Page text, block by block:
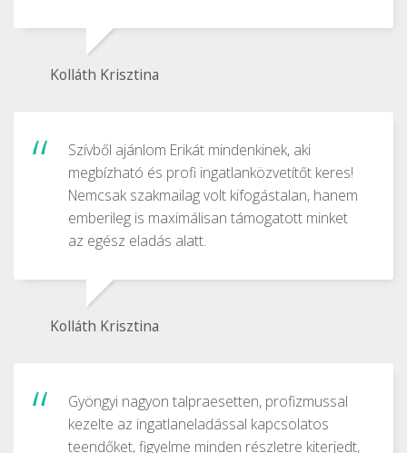
Kolláth Krisztina
Szívből ajánlom Erikát mindenkinek, aki
megbízható és profi ingatlanközvetítőt keres!
Nemcsak szakmailag volt kifogástalan, hanem
emberileg is maximálisan támogatott minket
az egész eladás alatt.
Kolláth Krisztina
Gyöngyi nagyon talpraesetten, profizmussal
kezelte az ingatlaneladással kapcsolatos
teendőket, figyelme minden részletre kiterjedt,